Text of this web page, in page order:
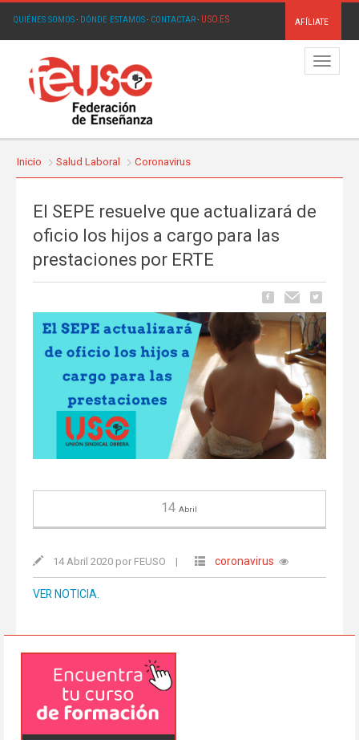
QUIÉNES SOMOS· DÓNDE ESTAMOS· CONTACTAR· USO.ES AFÍLIATE
Menú
Inicio Salud Laboral Coronavirus
El SEPE resuelve que actualizará de
oficio los hijos a cargo para las
prestaciones por ERTE
14Abril
14 Abril 2020 por FEUSO | coronavirus
VER NOTICIA.